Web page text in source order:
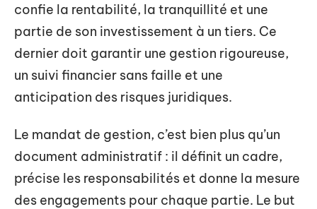
confie la rentabilité, la tranquillité et une
partie de son investissement à un tiers. Ce
dernier doit garantir une gestion rigoureuse,
un suivi financier sans faille et une
anticipation des risques juridiques.
Le mandat de gestion, c’est bien plus qu’un
document administratif : il définit un cadre,
précise les responsabilités et donne la mesure
des engagements pour chaque partie. Le but